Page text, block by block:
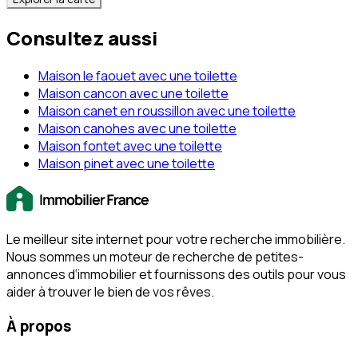
Consultez aussi
Maison le faouet avec une toilette
Maison cancon avec une toilette
Maison canet en roussillon avec une toilette
Maison canohes avec une toilette
Maison fontet avec une toilette
Maison pinet avec une toilette
Le meilleur site internet pour votre recherche immobilière.
Nous sommes un moteur de recherche de petites-
annonces d‘immobilier et fournissons des outils pour vous
aider à trouver le bien de vos rêves.
À propos